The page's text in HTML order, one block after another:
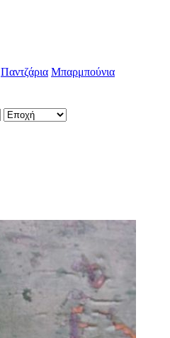
Παντζάρια Μπαρμπούνια